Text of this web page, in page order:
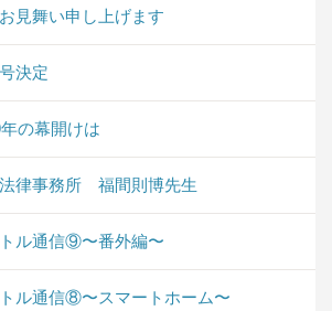
見舞い申し上げます
決定
の幕開けは
律事務所 福間則博先生
ル通信⑨〜番外編〜
ル通信⑧〜スマートホーム〜